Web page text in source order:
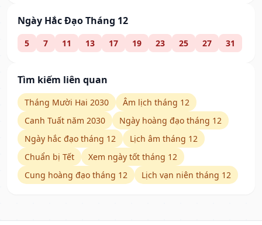
Ngày Hắc Đạo Tháng 12
5 7 11 13 17 19 23 25 27 31
Tìm kiếm liên quan
Tháng Mười Hai 2030
Âm lịch tháng 12
Canh Tuất năm 2030
Ngày hoàng đạo tháng 12
Ngày hắc đạo tháng 12
Lịch âm tháng 12
Chuẩn bị Tết
Xem ngày tốt tháng 12
Cung hoàng đạo tháng 12
Lịch vạn niên tháng 12